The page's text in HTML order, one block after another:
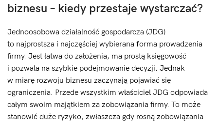
biznesu – kiedy przestaje wystarczać?
Jednoosobowa działalność gospodarcza (JDG)
to najprostsza i najczęściej wybierana forma prowadzenia
firmy. Jest łatwa do założenia, ma prostą księgowość
i pozwala na szybkie podejmowanie decyzji. Jednak
w miarę rozwoju biznesu zaczynają pojawiać się
ograniczenia. Przede wszystkim właściciel JDG odpowiada
całym swoim majątkiem za zobowiązania firmy. To może
stanowić duże ryzyko, zwłaszcza gdy rosną zobowiązania